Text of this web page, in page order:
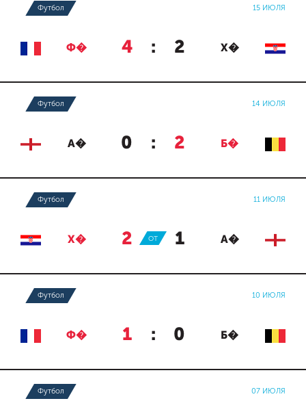
Футбол 15 ИЮЛЯ
Ф� 4 : 2 Х�
Футбол 14 ИЮЛЯ
А� 0 : 2 Б�
Футбол 11 ИЮЛЯ
Х� 2 : 1 А�
ОТ
Футбол 10 ИЮЛЯ
Ф� 1 : 0 Б�
Футбол 07 ИЮЛЯ